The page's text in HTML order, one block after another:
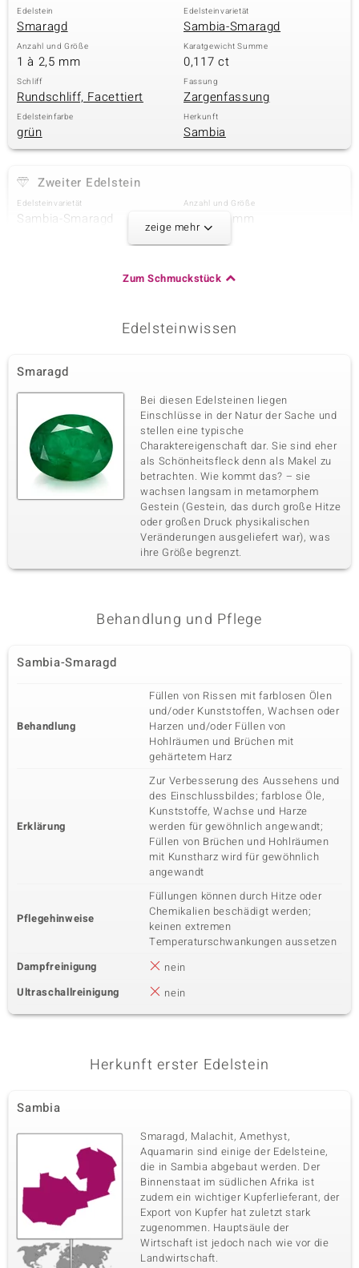
Edelstein
Smaragd
Edelsteinvarietät
Sambia-Smaragd
Anzahl und Größe
1 à 2,5 mm
Karatgewicht Summe
0,117 ct
Schliff
Rundschliff, Facettiert
Fassung
Zargenfassung
Edelsteinfarbe
grün
Herkunft
Sambia
Zweiter Edelstein
Edelsteinvarietät
Sambia-Smaragd
Anzahl und Größe
18 à 2,3 mm
Herkunft
Sambia-Smaragd
Karatgewicht Summe
0,216 ct
Schliff
Rundschliff
Fassung
Zargenfassung
Herkunft
Sambia
Vierter Edelstein
Anzahl und Größe
18 à 1,8 mm
0,486 ct
Schliff
Rundschliff
Fünfter Edelstein
42 à 1,5 mm
0,832 ct
Schliff
Rundschliff
Herkunft
Kambodscha
zeige mehr
Zum Schmuckstück
Edelsteinwissen
Smaragd
Bei diesen Edelsteinen liegen
Einschlüsse in der Natur der Sache und
stellen eine typische
Charaktereigenschaft dar. Sie sind eher
als Schönheitsfleck denn als Makel zu
betrachten. Wie kommt das? – sie
wachsen langsam in metamorphem
Gestein (Gestein, das durch große Hitze
oder großen Druck physikalischen
Veränderungen ausgeliefert war), was
ihre Größe begrenzt.
Behandlung und Pflege
Sambia-Smaragd
Behandlung
Füllen von Rissen mit farblosen Ölen
und/oder Kunststoffen, Wachsen oder
Harzen und/oder Füllen von
Hohlräumen und Brüchen mit
gehärtetem Harz
Erklärung
Zur Verbesserung des Aussehens und
des Einschlussbildes; farblose Öle,
Kunststoffe, Wachse und Harze
werden für gewöhnlich angewandt;
Füllen von Brüchen und Hohlräumen
mit Kunstharz wird für gewöhnlich
angewandt
Pflegehinweise
Füllungen können durch Hitze oder
Chemikalien beschädigt werden;
keinen extremen
Temperaturschwankungen aussetzen
Dampfreinigung
nein
Ultraschallreinigung
nein
Herkunft erster Edelstein
Sambia
Smaragd, Malachit, Amethyst,
Aquamarin sind einige der Edelsteine,
die in Sambia abgebaut werden. Der
Binnenstaat im südlichen Afrika ist
zudem ein wichtiger Kupferlieferant, der
Export von Kupfer hat zuletzt stark
zugenommen. Hauptsäule der
Wirtschaft ist jedoch nach wie vor die
Landwirtschaft.